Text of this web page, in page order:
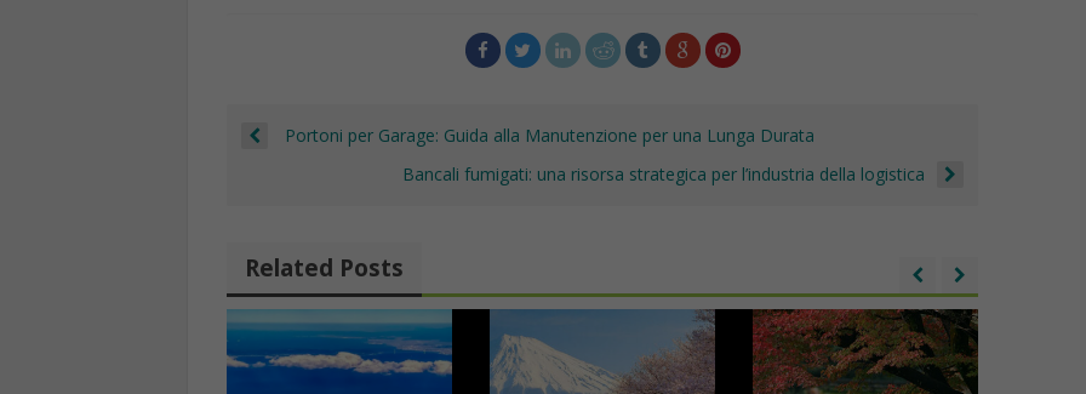
n h n di
Portoni per Garage: Guida alla Manutenzione per una Lunga Durata
Bancali fumigati: una risorsa strategica per l’industria della logistica
Related Posts